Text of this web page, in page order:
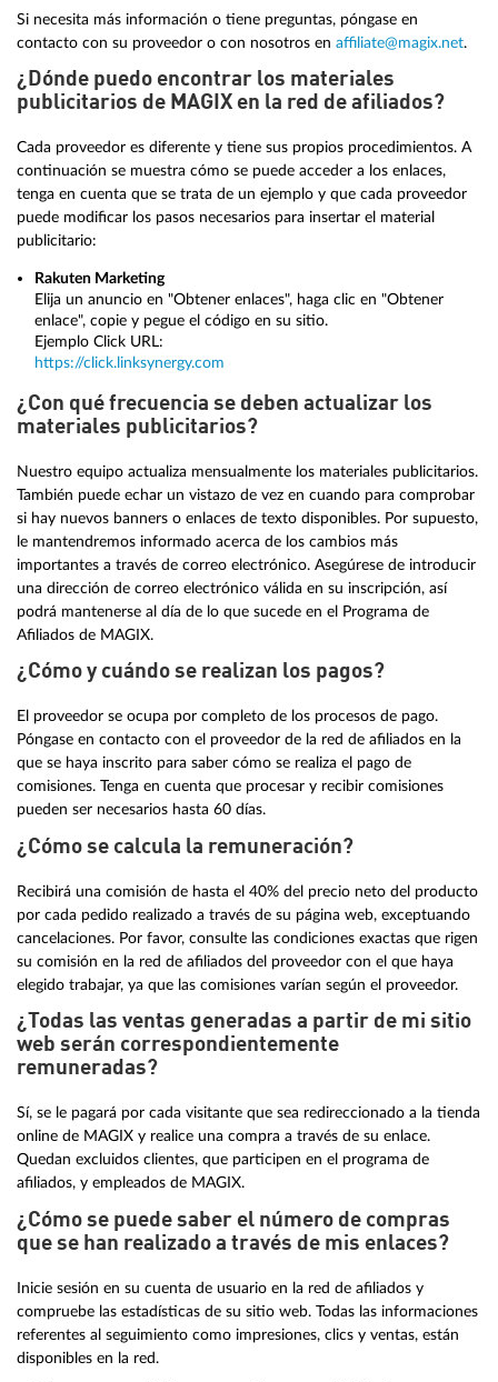
Si necesita más información o tiene preguntas, póngase en
contacto con su proveedor o con nosotros en affiliate@magix.net.
¿Dónde puedo encontrar los materiales
publicitarios de MAGIX en la red de afiliados?
Cada proveedor es diferente y tiene sus propios procedimientos. A
continuación se muestra cómo se puede acceder a los enlaces,
tenga en cuenta que se trata de un ejemplo y que cada proveedor
puede modificar los pasos necesarios para insertar el material
publicitario:
Rakuten Marketing
Elija un anuncio en "Obtener enlaces", haga clic en "Obtener
enlace", copie y pegue el código en su sitio.
Ejemplo Click URL:
https://click.linksynergy.com
¿Con qué frecuencia se deben actualizar los
materiales publicitarios?
Nuestro equipo actualiza mensualmente los materiales publicitarios.
También puede echar un vistazo de vez en cuando para comprobar
si hay nuevos banners o enlaces de texto disponibles. Por supuesto,
le mantendremos informado acerca de los cambios más
importantes a través de correo electrónico. Asegúrese de introducir
una dirección de correo electrónico válida en su inscripción, así
podrá mantenerse al día de lo que sucede en el Programa de
Afiliados de MAGIX.
¿Cómo y cuándo se realizan los pagos?
El proveedor se ocupa por completo de los procesos de pago.
Póngase en contacto con el proveedor de la red de afiliados en la
que se haya inscrito para saber cómo se realiza el pago de
comisiones. Tenga en cuenta que procesar y recibir comisiones
pueden ser necesarios hasta 60 días.
¿Cómo se calcula la remuneración?
Recibirá una comisión de hasta el 40% del precio neto del producto
por cada pedido realizado a través de su página web, exceptuando
cancelaciones. Por favor, consulte las condiciones exactas que rigen
su comisión en la red de afiliados del proveedor con el que haya
elegido trabajar, ya que las comisiones varían según el proveedor.
¿Todas las ventas generadas a partir de mi sitio
web serán correspondientemente
remuneradas?
Sí, se le pagará por cada visitante que sea redireccionado a la tienda
online de MAGIX y realice una compra a través de su enlace.
Quedan excluidos clientes, que participen en el programa de
afiliados, y empleados de MAGIX.
¿Cómo se puede saber el número de compras
que se han realizado a través de mis enlaces?
Inicie sesión en su cuenta de usuario en la red de afiliados y
compruebe las estadísticas de su sitio web. Todas las informaciones
referentes al seguimiento como impresiones, clics y ventas, están
disponibles en la red.